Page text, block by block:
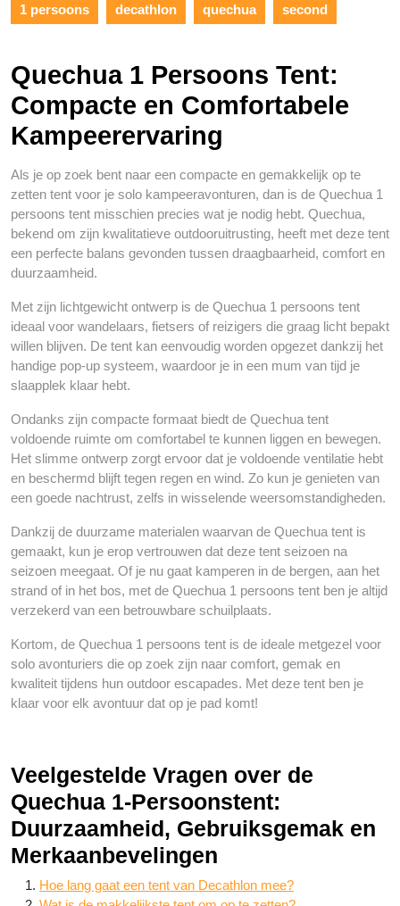
1 persoons
decathlon quechua second
Quechua 1 Persoons Tent:
Compacte en Comfortabele
Kampeerervaring
Als je op zoek bent naar een compacte en gemakkelijk op te
zetten tent voor je solo kampeeravonturen, dan is de Quechua 1
persoons tent misschien precies wat je nodig hebt. Quechua,
bekend om zijn kwalitatieve outdooruitrusting, heeft met deze tent
een perfecte balans gevonden tussen draagbaarheid, comfort en
duurzaamheid.
Met zijn lichtgewicht ontwerp is de Quechua 1 persoons tent
ideaal voor wandelaars, fietsers of reizigers die graag licht bepakt
willen blijven. De tent kan eenvoudig worden opgezet dankzij het
handige pop-up systeem, waardoor je in een mum van tijd je
slaapplek klaar hebt.
Ondanks zijn compacte formaat biedt de Quechua tent
voldoende ruimte om comfortabel te kunnen liggen en bewegen.
Het slimme ontwerp zorgt ervoor dat je voldoende ventilatie hebt
en beschermd blijft tegen regen en wind. Zo kun je genieten van
een goede nachtrust, zelfs in wisselende weersomstandigheden.
Dankzij de duurzame materialen waarvan de Quechua tent is
gemaakt, kun je erop vertrouwen dat deze tent seizoen na
seizoen meegaat. Of je nu gaat kamperen in de bergen, aan het
strand of in het bos, met de Quechua 1 persoons tent ben je altijd
verzekerd van een betrouwbare schuilplaats.
Kortom, de Quechua 1 persoons tent is de ideale metgezel voor
solo avonturiers die op zoek zijn naar comfort, gemak en
kwaliteit tijdens hun outdoor escapades. Met deze tent ben je
klaar voor elk avontuur dat op je pad komt!
Veelgestelde Vragen over de
Quechua 1-Persoonstent:
Duurzaamheid, Gebruiksgemak en
Merkaanbevelingen
Hoe lang gaat een tent van Decathlon mee?